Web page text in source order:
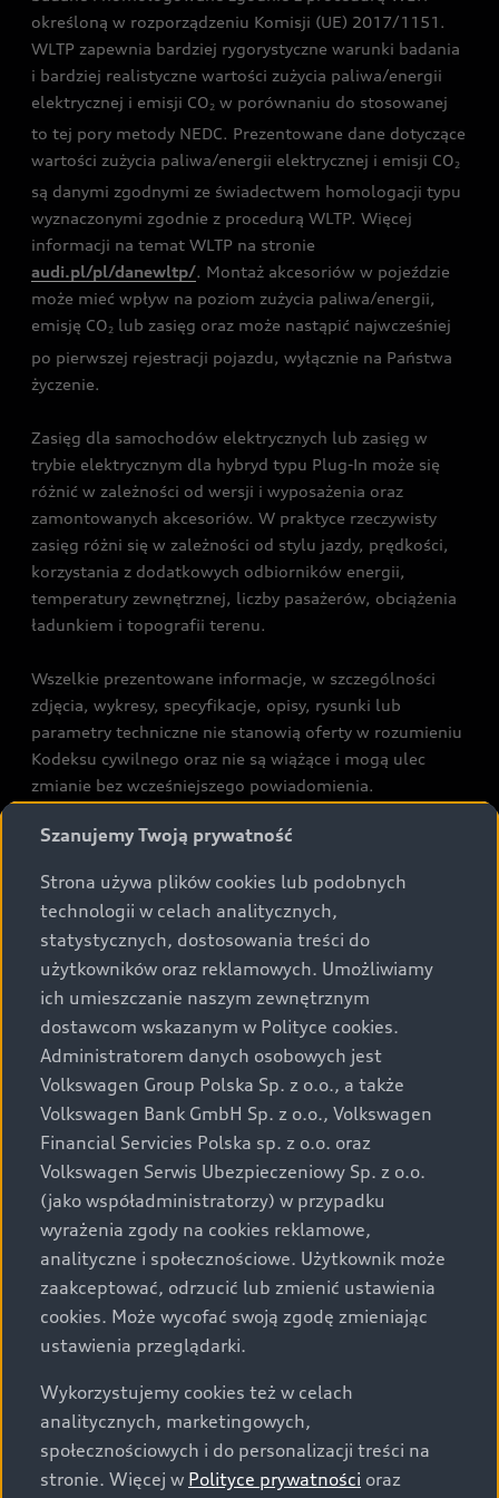
określoną w rozporządzeniu Komisji (UE) 2017/1151.
WLTP zapewnia bardziej rygorystyczne warunki badania
i bardziej realistyczne wartości zużycia paliwa/energii
elektrycznej i emisji CO2 w porównaniu do stosowanej
to tej pory metody NEDC. Prezentowane dane dotyczące
wartości zużycia paliwa/energii elektrycznej i emisji CO2
są danymi zgodnymi ze świadectwem homologacji typu
wyznaczonymi zgodnie z procedurą WLTP. Więcej
informacji na temat WLTP na stronie
audi.pl/pl/danewltp/. Montaż akcesoriów w pojeździe
może mieć wpływ na poziom zużycia paliwa/energii,
emisję CO2 lub zasięg oraz może nastąpić najwcześniej
po pierwszej rejestracji pojazdu, wyłącznie na Państwa
życzenie.
Zasięg dla samochodów elektrycznych lub zasięg w
trybie elektrycznym dla hybryd typu Plug-In może się
różnić w zależności od wersji i wyposażenia oraz
zamontowanych akcesoriów. W praktyce rzeczywisty
zasięg różni się w zależności od stylu jazdy, prędkości,
korzystania z dodatkowych odbiorników energii,
temperatury zewnętrznej, liczby pasażerów, obciążenia
ładunkiem i topografii terenu.
Wszelkie prezentowane informacje, w szczególności
zdjęcia, wykresy, specyfikacje, opisy, rysunki lub
parametry techniczne nie stanowią oferty w rozumieniu
Kodeksu cywilnego oraz nie są wiążące i mogą ulec
zmianie bez wcześniejszego powiadomienia.
rozumieniu art. 5561§2 Kodeksu cywilnego oraz art.
Podane kwoty są rekomendowane i obejmują podatek
VAT (23%), chyba że inaczej zaznaczono.
Audi zastrzega sobie możliwość wprowadzenia zmian w
prezentowanych wersjach. Przedstawione detale
wyposażenia mogą różnić się od specyfikacji
przewidzianej na rynek polski. Zamieszczone zdjęcia
mogą przedstawiać wyposażenie opcjonalne, dostępne
za dopłatą. Wiążące ustalenie ceny, wyposażenia i
specyfikacji pojazdu następują w umowie sprzedaży, a
określenie parametrów technicznych zawiera
świadectwo homologacji typu pojazdu. Zastrzegamy
sobie prawo do zmian i pomyłek. Wszelkie informacje
prezentowane na stronie są aktualne na dzień ich
zamieszczania. W celu uzyskania najnowszych
informacji prosimy kontaktować się z Partnerem Marki
Audi.
Wszystkie produkowane obecnie samochody marki Audi
są wykonywane z materiałów spełniających pod
względem możliwości odzysku i recyklingu wymagania
określone w normie ISO 22628 i są zgodne z
Szanujemy Twoją prywatność
Strona używa plików cookies lub podobnych
technologii w celach analitycznych,
statystycznych, dostosowania treści do
użytkowników oraz reklamowych. Umożliwiamy
ich umieszczanie naszym zewnętrznym
dostawcom wskazanym w Polityce cookies.
Administratorem danych osobowych jest
Volkswagen Group Polska Sp. z o.o., a także
Volkswagen Bank GmbH Sp. z o.o., Volkswagen
Financial Servicies Polska sp. z o.o. oraz
Volkswagen Serwis Ubezpieczeniowy Sp. z o.o.
(jako współadministratorzy) w przypadku
wyrażenia zgody na cookies reklamowe,
analityczne i społecznościowe. Użytkownik może
zaakceptować, odrzucić lub zmienić ustawienia
cookies. Może wycofać swoją zgodę zmieniając
ustawienia przeglądarki.
Wykorzystujemy cookies też w celach
analitycznych, marketingowych,
społecznościowych i do personalizacji treści na
stronie. Więcej w Polityce prywatności oraz